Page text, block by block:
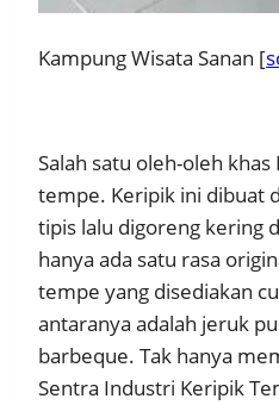
Kampung Wisata Sanan [
Salah satu oleh-oleh
tempe. Keripik ini dibuat
tipis lalu digoreng kering
hanya ada satu rasa
tempe yang disediakan
antaranya adalah jeruk
barbeque. Tak hanya
Sentra Industri Keripik